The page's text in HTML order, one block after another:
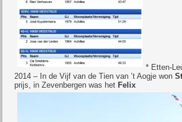
* Etten-
2014 – In de Vijf van de Tien van ’t Aogje won
prijs, in Zevenbergen was het Felix